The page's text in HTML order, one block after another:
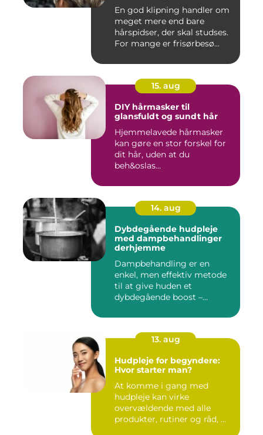
En god klipning handler om
meget mere end bare
hårspidser, der skal studses.
For mange er frisørbesø...
15. aug
DIY hårmasker til
glansfuldt og sundt hår
Hjemmelavede hårmasker
kan gøre en stor forskel for
dit hår, uden at du
beh&oslas...
14. aug
Dybdegående hudpleje
med dampbehandlinger
derhjemme
Dampbehandling er en
enkel, men effektiv metode
til at give huden et
dybdegående boost –...
13. aug
Hudpleje for begyndere:
Hvor starter man?
At komme i gang med
hudpleje kan virke
overvældende med alle
produkter, rutiner og råd, ...